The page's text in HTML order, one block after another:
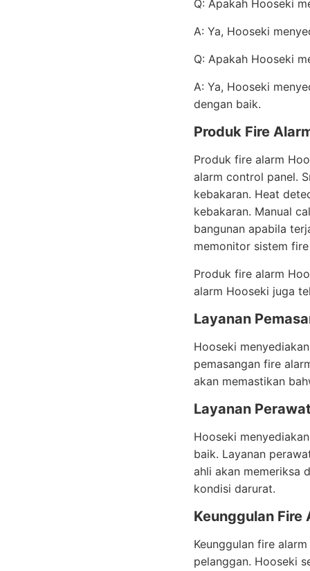
Q: Apakah Hooseki
A: Ya, Hooseki
Q: Apakah Hooseki
A: Ya, Hooseki
dengan baik.
Produk Fire
Produk fire alarm
alarm control panel.
kebakaran. Heat
kebakaran. Manual
bangunan apabila
memonitor sistem
Produk fire alarm
alarm Hooseki juga
Layanan
Hooseki
pemasangan fire
akan memastikan
Layanan
Hooseki
baik. Layanan
ahli akan memeriksa
kondisi darurat.
Keunggulan Fire
Keunggulan fire
pelanggan. Hooseki